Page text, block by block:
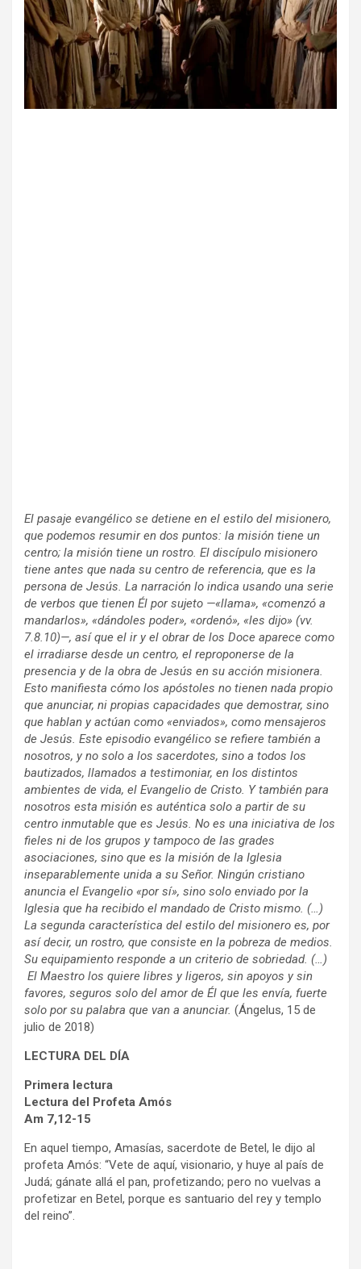
El pasaje evangélico se detiene en el estilo del misionero,
que podemos resumir en dos puntos: la misión tiene un
centro; la misión tiene un rostro. El discípulo misionero
tiene antes que nada su centro de referencia, que es la
persona de Jesús. La narración lo indica usando una serie
de verbos que tienen Él por sujeto —«llama», «comenzó a
mandarlos», «dándoles poder», «ordenó», «les dijo» (vv.
7.8.10)—, así que el ir y el obrar de los Doce aparece como
el irradiarse desde un centro, el reproponerse de la
presencia y de la obra de Jesús en su acción misionera.
Esto manifiesta cómo los apóstoles no tienen nada propio
que anunciar, ni propias capacidades que demostrar, sino
que hablan y actúan como «enviados», como mensajeros
de Jesús. Este episodio evangélico se refiere también a
nosotros, y no solo a los sacerdotes, sino a todos los
bautizados, llamados a testimoniar, en los distintos
ambientes de vida, el Evangelio de Cristo. Y también para
nosotros esta misión es auténtica solo a partir de su
centro inmutable que es Jesús. No es una iniciativa de los
fieles ni de los grupos y tampoco de las grades
asociaciones, sino que es la misión de la Iglesia
inseparablemente unida a su Señor. Ningún cristiano
anuncia el Evangelio «por sí», sino solo enviado por la
Iglesia que ha recibido el mandado de Cristo mismo. (…)
La segunda característica del estilo del misionero es, por
así decir, un rostro, que consiste en la pobreza de medios.
Su equipamiento responde a un criterio de sobriedad. (…)
El Maestro los quiere libres y ligeros, sin apoyos y sin
favores, seguros solo del amor de Él que les envía, fuerte
solo por su palabra que van a anunciar. (Ángelus, 15 de
julio de 2018)
LECTURA DEL DÍA
Primera lectura
Lectura del Profeta Amós
Am 7,12-15
En aquel tiempo, Amasías, sacerdote de Betel, le dijo al
profeta Amós: “Vete de aquí, visionario, y huye al país de
Judá; gánate allá el pan, profetizando; pero no vuelvas a
profetizar en Betel, porque es santuario del rey y templo
del reino”.